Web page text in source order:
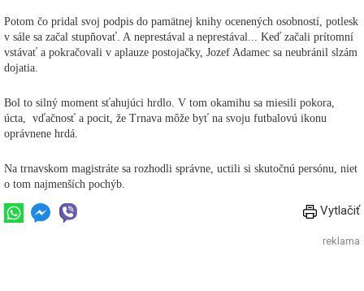
Potom čo pridal svoj podpis do pamätnej knihy ocenených osobností, potlesk
v sále sa začal stupňovať. A neprestával a neprestával... Keď začali prítomní
vstávať a pokračovali v aplauze postojačky, Jozef Adamec sa neubránil slzám
dojatia.
Bol to silný moment sťahujúci hrdlo. V tom okamihu sa miesili pokora,
úcta, vďačnosť a pocit, že Trnava môže byť na svoju futbalovú ikonu
oprávnene hrdá.
Na trnavskom magistráte sa rozhodli správne, uctili si skutočnú persónu, niet
o tom najmenších pochýb.
Vytlačiť
reklama